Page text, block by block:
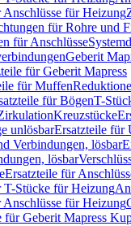
Anschlüsse für Heizung
für Rohre und
für Anschlüsse
Geberit
für Geberit Mapress
für Muffen
für BögenT-
Kreuzstücke
unlösbarErsatzteile für
Verbindungen, lösbar
lösbar
Ersatzteile für
T-Stücke für Heizung
Anschlüsse für Heizung
für Geberit Mapress